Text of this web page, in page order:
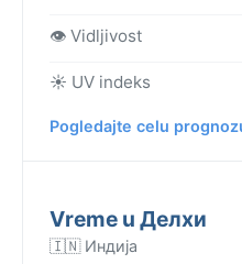
👁️ Vidljivost
☀️ UV indeks
Pogledajte celu
Vreme u Делхи
🇮🇳 Индија